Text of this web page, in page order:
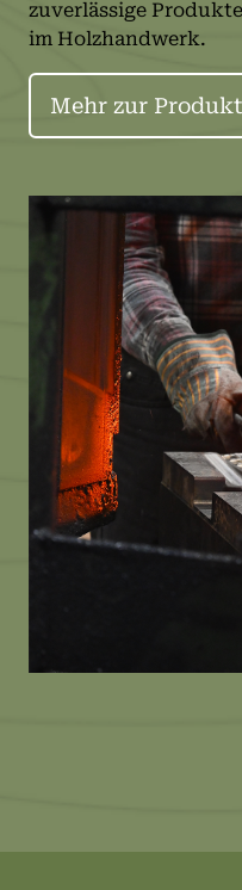
zuverlässige
im Holzhandwerk.
Mehr zur